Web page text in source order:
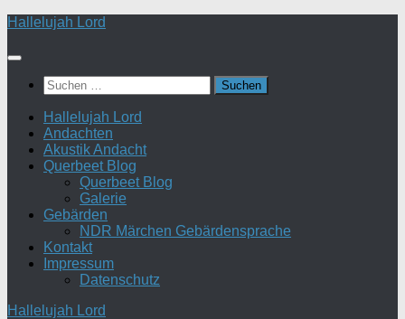
Zum
springen
Hallelujah Lord
Suchen
nach:
Hallelujah Lord
Andachten
Akustik Andacht
Querbeet Blog
Querbeet Blog
Galerie
Gebärden
NDR Märchen Gebärdensprache
Kontakt
Impressum
Datenschutz
Hallelujah Lord